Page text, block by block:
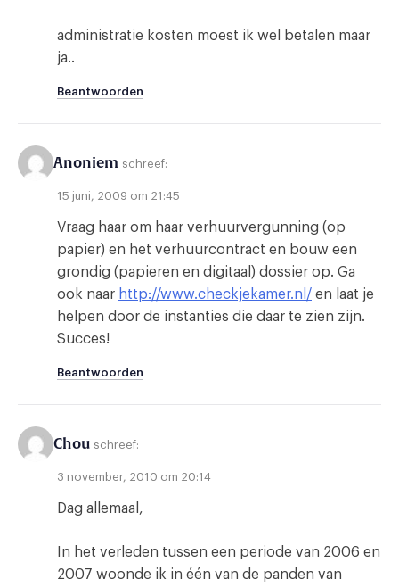
administratie kosten moest ik wel betalen maar
ja..
Beantwoorden
Anoniem schreef:
15 juni, 2009 om 21:45
Vraag haar om haar verhuurvergunning (op
papier) en het verhuurcontract en bouw een
grondig (papieren en digitaal) dossier op. Ga
ook naar http://www.checkjekamer.nl/ en laat je
helpen door de instanties die daar te zien zijn.
Succes!
Beantwoorden
Chou schreef:
3 november, 2010 om 20:14
Dag allemaal,
In het verleden tussen een periode van 2006 en
2007 woonde ik in één van de panden van